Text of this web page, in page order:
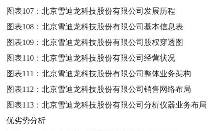
图表107：北京雪迪龙科技股份有限公司发展历程
图表108：北京雪迪龙科技股份有限公司基本信息表
图表109：北京雪迪龙科技股份有限公司股权穿透图
图表110：北京雪迪龙科技股份有限公司经营状况
图表111：北京雪迪龙科技股份有限公司整体业务架构
图表112：北京雪迪龙科技股份有限公司销售网络布局
图表113：北京雪迪龙科技股份有限公司分析仪器业务布局
优劣势分析